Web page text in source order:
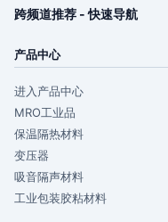
跨频道推荐 - 快速导航
产品中心
进入产品中心
MRO工业品
保温隔热材料
变压器
吸音隔声材料
工业包装胶粘材料